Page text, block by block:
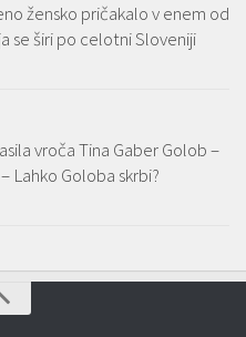
žensko pričakalo v enem od
se širi po celotni Sloveniji
vroča Tina Gaber Golob –
Lahko Goloba skrbi?